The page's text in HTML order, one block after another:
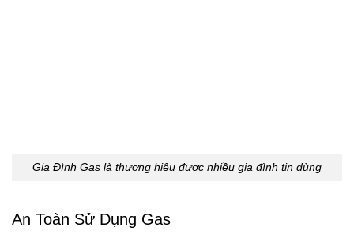
Gia Đình Gas là thương hiệu được nhiều gia đình tin dùng
An Toàn Sử Dụng Gas